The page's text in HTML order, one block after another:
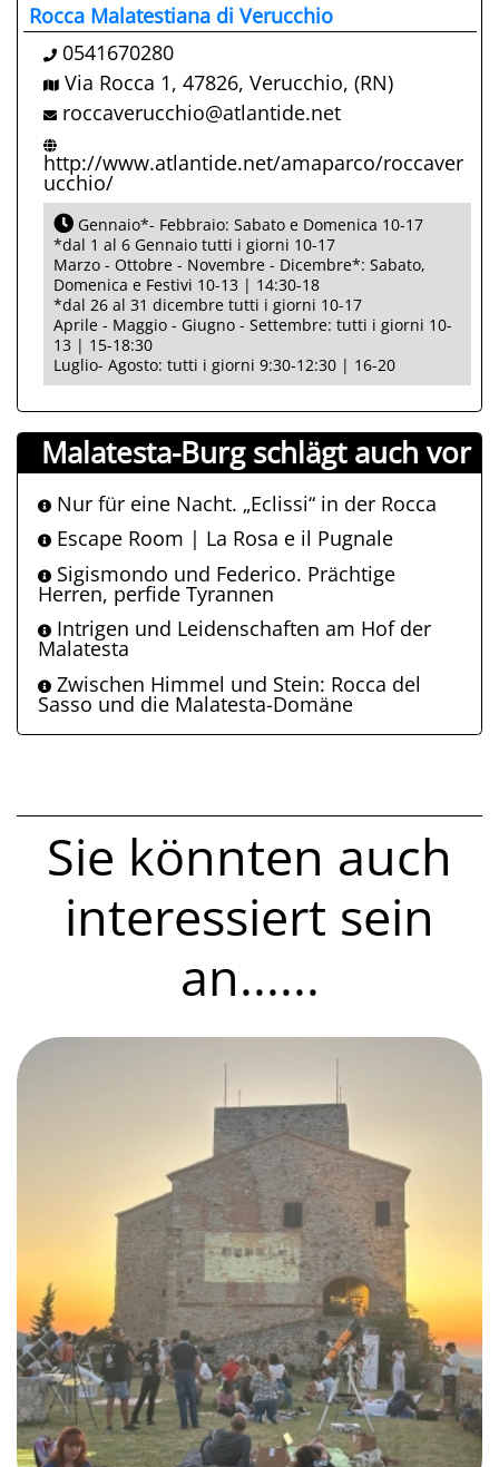
Rocca Malatestiana di Verucchio
0541670280
Via Rocca 1, 47826, Verucchio, (RN)
roccaverucchio@atlantide.net
http://www.atlantide.net/amaparco/roccaver
ucchio/
Gennaio*- Febbraio: Sabato e Domenica 10-17
*dal 1 al 6 Gennaio tutti i giorni 10-17
Marzo - Ottobre - Novembre - Dicembre*: Sabato,
Domenica e Festivi 10-13 | 14:30-18
*dal 26 al 31 dicembre tutti i giorni 10-17
Aprile - Maggio - Giugno - Settembre: tutti i giorni 10-
13 | 15-18:30
Luglio- Agosto: tutti i giorni 9:30-12:30 | 16-20
Malatesta-Burg schlägt auch vor
Nur für eine Nacht. „Eclissi“ in der Rocca
Escape Room | La Rosa e il Pugnale
Sigismondo und Federico. Prächtige
Herren, perfide Tyrannen
Intrigen und Leidenschaften am Hof der
Malatesta
Zwischen Himmel und Stein: Rocca del
Sasso und die Malatesta-Domäne
Sie könnten auch
interessiert sein
an......